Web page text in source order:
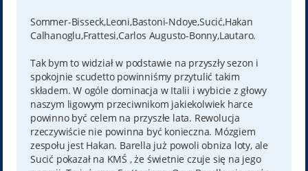
t
Sommer-Bisseck,Leoni,Bastoni-Ndoye,Sucić,Hakan
Calhanoglu,Frattesi,Carlos Augusto-Bonny,Lautaro.
Tak bym to widział w podstawie na przyszły sezon i
spokojnie scudetto powinniśmy przytulić takim
składem. W ogóle dominacja w Italii i wybicie z głowy
naszym ligowym przeciwnikom jakiekolwiek harce
powinno być celem na przyszłe lata. Rewolucja
rzeczywiście nie powinna być konieczna. Mózgiem
zespołu jest Hakan. Barella już powoli obniza loty, ale
Sucić pokazał na KMŚ , że świetnie czuje się na jego